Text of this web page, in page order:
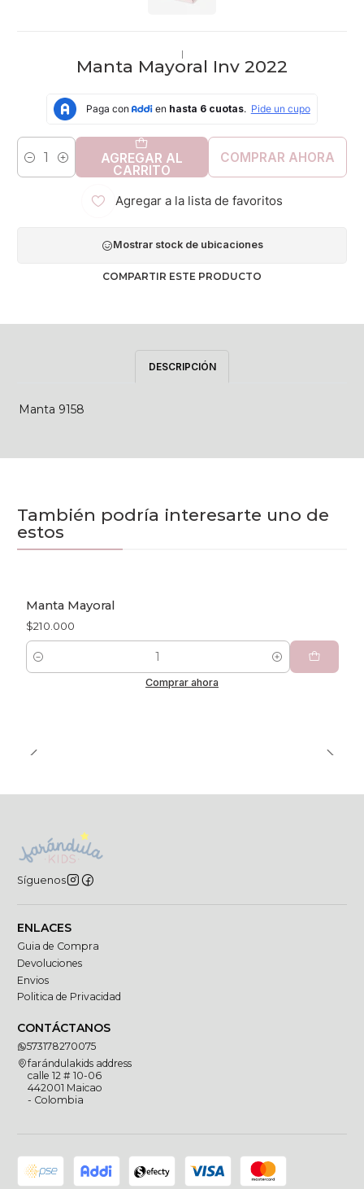
|
Manta Mayoral Inv 2022
Cantidad AGREGAR AL
CARRITO
COMPRAR AHORA
Agregar a la lista de favoritos
Mostrar stock de ubicaciones
COMPARTIR ESTE PRODUCTO
DESCRIPCIÓN
Manta 9158
También podría interesarte uno de
estos
Manta Mayoral
$210.000
Cantidad
Comprar ahora
Síguenos
ENLACES
Guia de Compra
Devoluciones
Envios
Politica de Privacidad
CONTÁCTANOS
573178270075
farándulakids address
calle 12 # 10-06
442001 Maicao
- Colombia